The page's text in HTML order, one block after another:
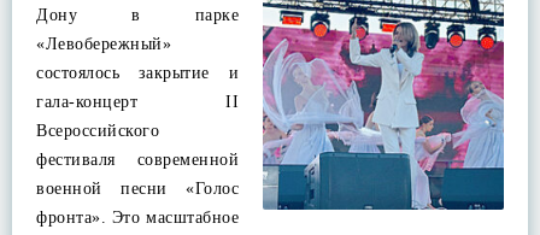
Дону в парке
«Левобережный»
состоялось закрытие и
гала-концерт II
Всероссийского
фестиваля современной
военной песни «Голос
фронта». Это масштабное